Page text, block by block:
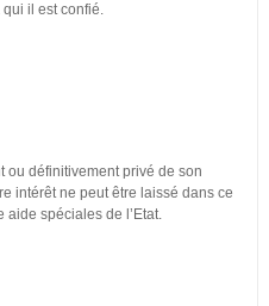
il est confié.
ou définitivement privé de son
intérêt ne peut être laissé dans ce
spéciales de l’Etat.